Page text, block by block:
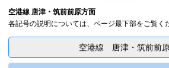
空港線 唐津・筑前前原方面
各記号の説明については、ページ最下部をご覧く
空港線 唐津・筑前前